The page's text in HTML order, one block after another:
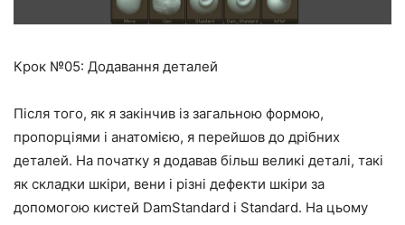
Крок №05: Додавання деталей
Після того, як я закінчив із загальною формою,
пропорціями і анатомією, я перейшов до дрібних
деталей. На початку я додавав більш великі деталі, такі
як складки шкіри, вени і різні дефекти шкіри за
допомогою кистей DamStandard і Standard. На цьому